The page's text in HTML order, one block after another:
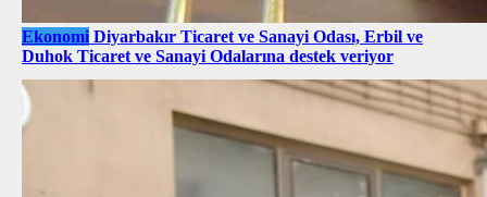
Ekonomi Diyarbakır Ticaret ve Sanayi Odası, Erbil ve
Duhok Ticaret ve Sanayi Odalarına destek veriyor